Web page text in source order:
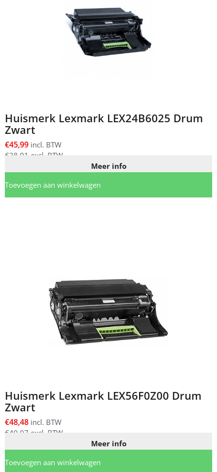
Huismerk Lexmark LEX24B6025 Drum
Zwart
€45,99 incl. BTW
€38,01 excl. BTW
Meer info
Toevoegen aan winkelwagen
Huismerk Lexmark LEX56F0Z00 Drum
Zwart
€48,48 incl. BTW
€40,07 excl. BTW
Meer info
Toevoegen aan winkelwagen